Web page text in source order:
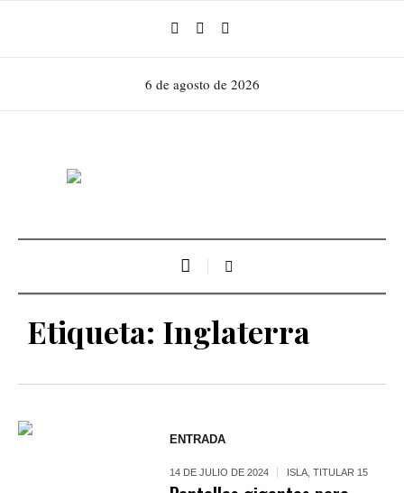
6 de agosto de 2026
Etiqueta: Inglaterra
ENTRADA
14 DE JULIO DE 2024 ISLA ,TITULAR 15